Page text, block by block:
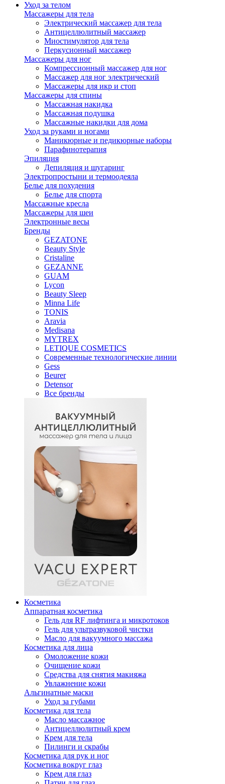
Уход за телом
Массажеры для тела
Электрический массажер для тела
Антицеллюлитный массажер
Миостимулятор для тела
Перкусионный массажер
Массажеры для ног
Компрессионный массажер для ног
Массажер для ног электрический
Массажеры для икр и стоп
Массажеры для спины
Массажная накидка
Массажная подушка
Массажные накидки для дома
Уход за руками и ногами
Маникюрные и педикюрные наборы
Парафинотерапия
Эпиляция
Депиляция и шугаринг
Электропростыни и термоодеяла
Белье для похудения
Белье для спорта
Массажные кресла
Массажеры для шеи
Электронные весы
Бренды
GEZATONE
Beauty Style
Cristaline
GEZANNE
GUAM
Lycon
Beauty Sleep
Minna Life
TONIS
Aravia
Medisana
MYTREX
LETIQUE COSMETICS
Современные технологические линии
Gess
Beurer
Detensor
Все бренды
Косметика
Аппаратная косметика
Гель для RF лифтинга и микротоков
Гель для ультразвуковой чистки
Масло для вакуумного массажа
Косметика для лица
Омоложение кожи
Очищение кожи
Средства для снятия макияжа
Увлажнение кожи
Альгинатные маски
Уход за губами
Косметика для тела
Масло массажное
Антицеллюлитный крем
Крем для тела
Пилинги и скрабы
Косметика для рук и ног
Косметика вокруг глаз
Крем для глаз